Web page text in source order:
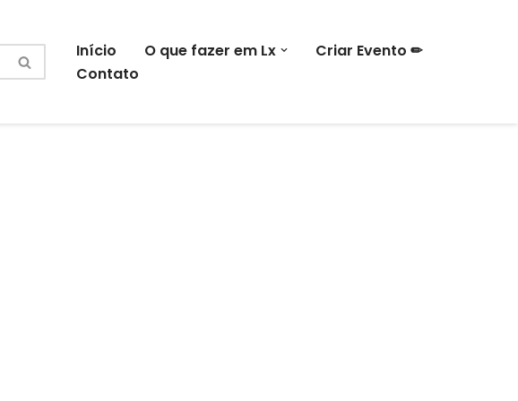
Início O que fazer em Lx
Criar Evento ✏
Contato